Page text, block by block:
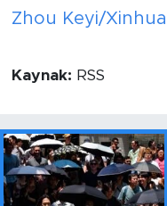
Zhou Keyi/
Kaynak: RSS